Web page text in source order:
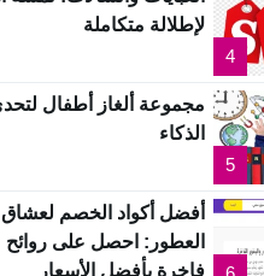
4
لإطلالة متكاملة
5
مجموعة ألغاز أطفال
الذكاء
أفضل أكواد الخصم لعشاق
العطور: احصل على روائح
فاخرة بأفضل الأسعار